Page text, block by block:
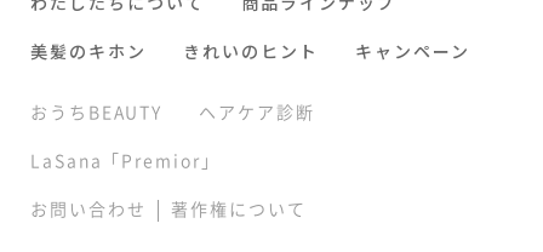
美髪のキホン
きれいのヒント キャンペーン
おうちBEAUTY
ヘアケア診断
LaSana「Premior」
お問い合わせ | 著作権について